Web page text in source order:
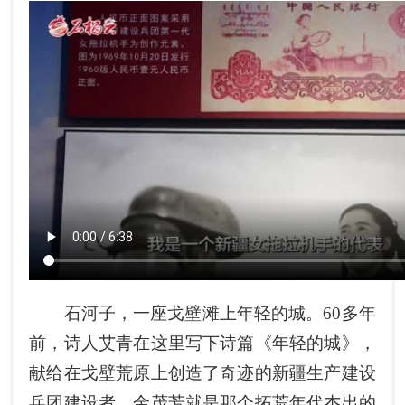
石河子，一座戈壁滩上年轻的城。60多年
前，诗人艾青在这里写下诗篇《年轻的城》，
献给在戈壁荒原上创造了奇迹的新疆生产建设